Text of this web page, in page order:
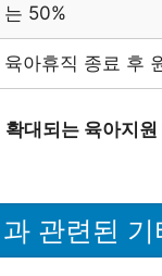
는 50%
육아휴직 종료 후
대되는 육아지원
관련된 기